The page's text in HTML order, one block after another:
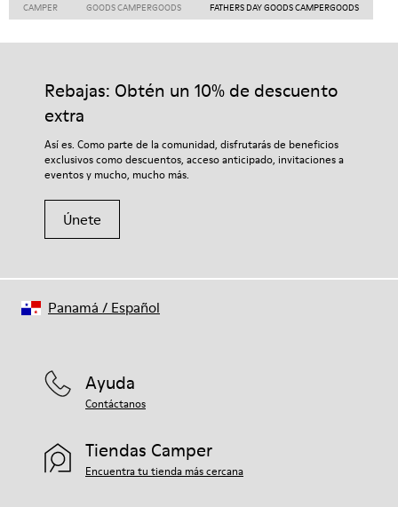
CAMPER GOODS CAMPERGOODS FATHERS DAY GOODS CAMPERGOODS
Rebajas: Obtén un 10% de descuento
extra
Así es. Como parte de la comunidad, disfrutarás de beneficios
exclusivos como descuentos, acceso anticipado, invitaciones a
eventos y mucho, mucho más.
Únete
Ayuda
Contáctanos
Tiendas Camper
Encuentra tu tienda más cercana
Panamá / Español